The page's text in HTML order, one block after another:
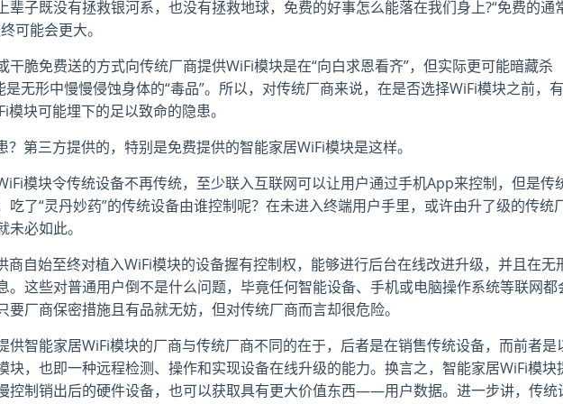
辈子既没有拯救银河系，也没有拯救地球，免费的好事怎么能落在我们身上?“免费的通
可能会更大。
干脆免费送的方式向传统厂商提供WiFi模块是在“向白求恩看齐”，但实际更可能暗藏杀
是无形中慢慢侵蚀身体的“毒品”。所以，对传统厂商来说，在是否选择WiFi模块之前，有
块可能埋下的足以致命的隐患。
？第三方提供的，特别是免费提供的智能家居WiFi模块是这样。
模块令传统设备不再传统，至少联入互联网可以让用户通过手机App来控制，但是传
吃了“灵丹妙药”的传统设备由谁控制呢？在未进入终端用户手里，或许由升了级的传统
必如此。
商自始至终对植入WiFi模块的设备握有控制权，能够进行后台在线改进升级，并且在无
。这些对普通用户倒不是什么问题，毕竟任何智能设备、手机或电脑操作系统等联网都
要厂商保密措施且有品就无妨，但对传统厂商而言却很危险。
供智能家居WiFi模块的厂商与传统厂商不同的在于，后者是在销售传统设备，而前者是
块，也即一种远程检测、操作和实现设备在线升级的能力。换言之，智能家居WiFi模块
控制销出后的硬件设备，也可以获取具有更大价值东西——用户数据。进一步讲，传统